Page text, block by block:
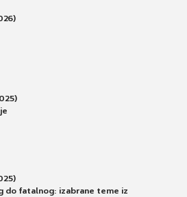
do fatalnog: izabrane teme iz